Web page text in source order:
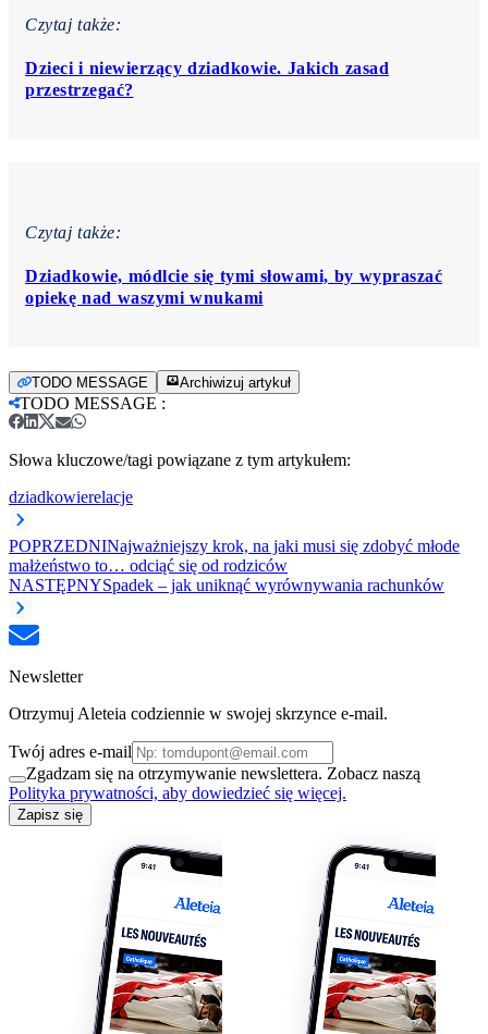
Czytaj także:
Dzieci i niewierzący dziadkowie. Jakich zasad
przestrzegać?
Czytaj także:
Dziadkowie, módlcie się tymi słowami, by wypraszać
opiekę nad waszymi wnukami
TODO MESSAGE Archiwizuj artykuł
TODO MESSAGE :
Słowa kluczowe/tagi powiązane z tym artykułem:
dziadkowierelacje
POPRZEDNINajważniejszy krok, na jaki musi się zdobyć młode
małżeństwo to… odciąć się od rodziców
NASTĘPNYSpadek – jak uniknąć wyrównywania rachunków
Newsletter
Otrzymuj Aleteia codziennie w swojej skrzynce e-mail.
Twój adres e-mail
Zgadzam się na otrzymywanie newslettera. Zobacz naszą
Polityka prywatności, aby dowiedzieć się więcej.
Zapisz się